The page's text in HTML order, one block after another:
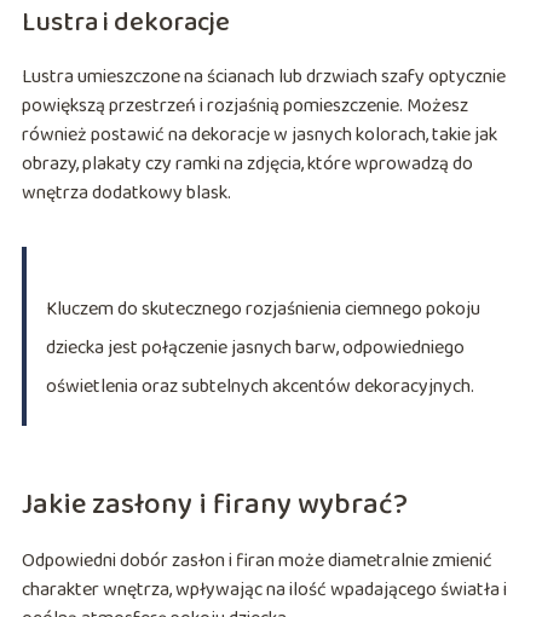
Lustra i dekoracje
Lustra umieszczone na ścianach lub drzwiach szafy optycznie
powiększą przestrzeń i rozjaśnią pomieszczenie. Możesz
również postawić na dekoracje w jasnych kolorach, takie jak
obrazy, plakaty czy ramki na zdjęcia, które wprowadzą do
wnętrza dodatkowy blask.
Kluczem do skutecznego rozjaśnienia ciemnego pokoju
dziecka jest połączenie jasnych barw, odpowiedniego
oświetlenia oraz subtelnych akcentów dekoracyjnych.
Jakie zasłony i firany wybrać?
Odpowiedni dobór zasłon i firan może diametralnie zmienić
charakter wnętrza, wpływając na ilość wpadającego światła i